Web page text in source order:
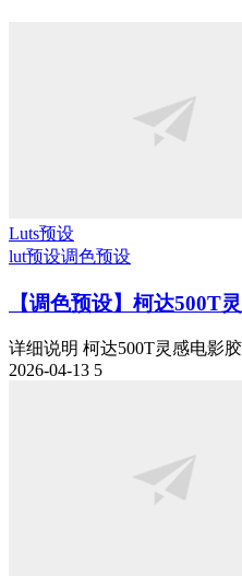
Luts预设
lut预设调色预设
【调色预设】柯达500T
详细说明 柯达500T灵感电影
2026-04-13 5